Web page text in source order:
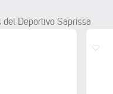
Deportivo Saprissa